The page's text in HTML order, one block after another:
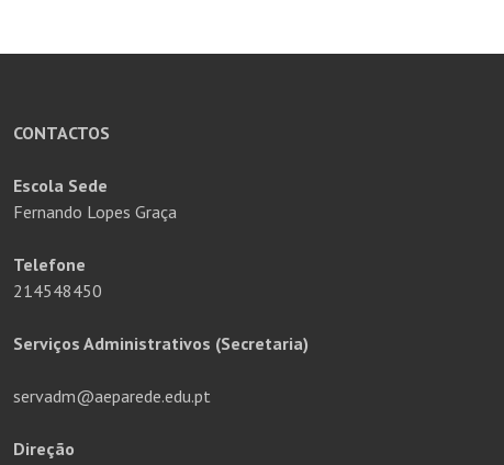
CONTACTOS
Escola Sede
Fernando Lopes Graça
Telefone
214548450
Serviços Administrativos (Secretaria)
servadm@aeparede.edu.pt
Direção